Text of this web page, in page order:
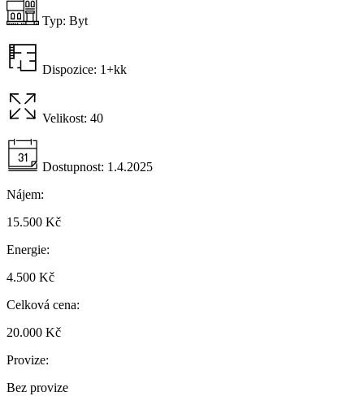
Typ: Byt
Dispozice: 1+kk
Velikost: 40
Dostupnost: 1.4.2025
Nájem:
15.500 Kč
Energie:
4.500 Kč
Celková cena:
20.000 Kč
Provize:
Bez provize